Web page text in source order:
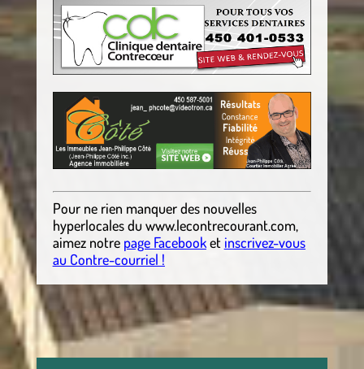
Pour ne rien manquer des nouvelles
hyperlocalesdu www.lecontrecourant.com,
aimez notre page Facebooket inscrivez-vous
au Contre-courriel !